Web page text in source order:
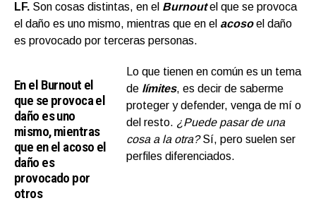
LF. Son cosas distintas, en el Burnoutel que se provoca
el daño es uno mismo, mientras que en el acosoel daño
es provocado por terceras personas.
En el Burnout el
que se provoca el
daño es uno
mismo, mientras
que en el acoso el
daño es
provocado por
otros
Lo que tienen en común es un tema
de límites, es decir de saberme
proteger y defender, venga de mí o
del resto. ¿Puede pasar de una
cosa a la otra?Sí, pero suelen ser
perfiles diferenciados.